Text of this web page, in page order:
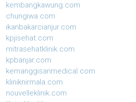
kembangkawung.com
chungiwa.com
ikanbakarcianjur.com
kpjisehat.com
mitrasehatklinik.com
kpbanjar.com
kemanggisanmedical.com
kliniknirmala.com
nouvelleklinik.com